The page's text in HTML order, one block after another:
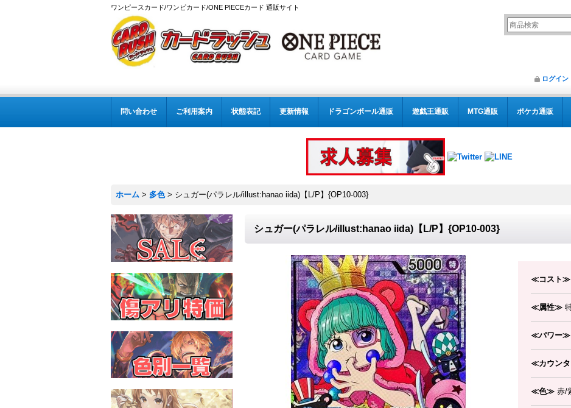
ワンピースカード/ワンピカード/ONE PIECEカード 通販サイト
ログイン
問い合わせ ご利用案内 状態表記 更新情報 ドラゴンボール通販 遊戯王通販 MTG通販 ポケカ通販
ホーム > 多色 > シュガー(パラレル/illust:hanao iida)【L/P】{OP10-003}
シュガー(パラレル/illust:hanao iida)【L/P】{OP10-003}
≪コスト≫
≪属性≫
≪パワー≫
≪カウン
≪色≫ 赤/